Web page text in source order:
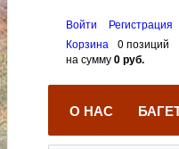
Войти
Регистрация
Корзина
0 позиций
на сумму0 руб.
О НАС